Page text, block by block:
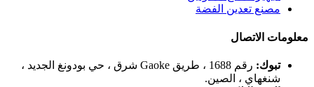
مصنع تعدين الفضة
معلومات الاتصال
تبوك:
رقم 1688 ، طريق Gaoke شرق ، حي بودونغ الجديد ،
شنغهاي ، الصين.